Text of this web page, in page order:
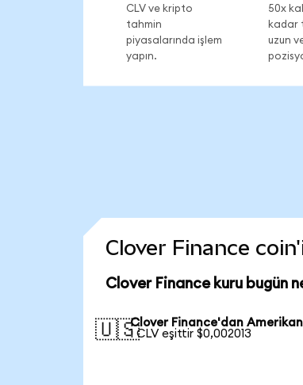
CLV ve kripto
tahmin
piyasalarında işlem
yapın.
50x
kadar
uzun
Clover Finance
Clover Finance kuru bugün
🇺🇸Clover Finance'dan Amerikan
1 CLV eşittir $0,002013